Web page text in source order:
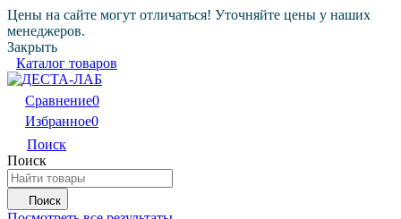
Цены на сайте могут отличаться! Уточняйте цены у наших
менеджеров.
Закрыть
Каталог товаров
Сравнение0
Избранное0
Поиск
Поиск
Поиск